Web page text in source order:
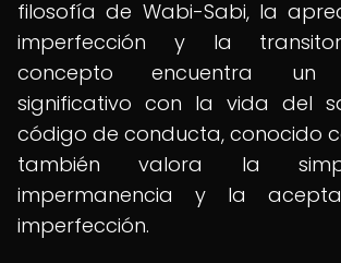
filosofía de Wabi-Sabi, la
imperfección y la
concepto encuentra un
significativo con la vida del
código de conducta, conocido
también valora la
impermanencia y la
imperfección.